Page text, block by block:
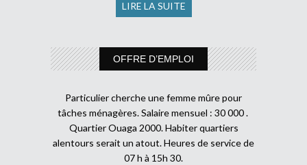
LIRE LA SUITE
OFFRE D’EMPLOI
Particulier cherche une femme mûre pour
tâches ménagères. Salaire mensuel : 30 000 .
Quartier Ouaga 2000. Habiter quartiers
alentours serait un atout. Heures de service de
07 h à 15h 30.